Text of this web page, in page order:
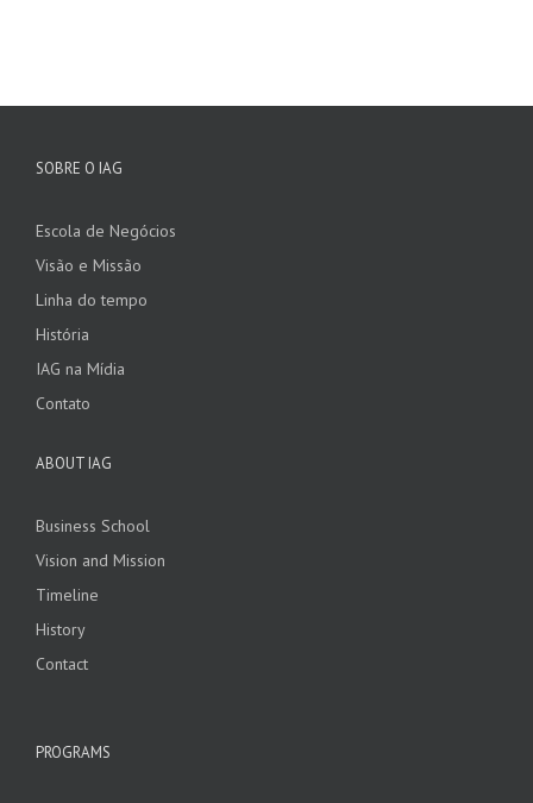
SOBRE O IAG
Escola de Negócios
Visão e Missão
Linha do tempo
História
IAG na Mídia
Contato
ABOUT IAG
Business School
Vision and Mission
Timeline
History
Contact
PROGRAMS